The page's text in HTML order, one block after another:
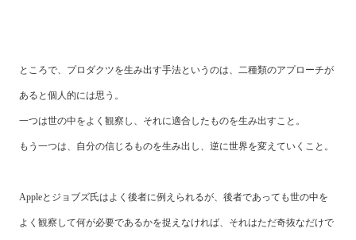
ところで、プロダクツを生み出す手法というのは、二種類のアプローチが
あると個人的には思う。
一つは世の中をよく観察し、それに適合したものを生み出すこと。
もう一つは、自分の信じるものを生み出し、逆に世界を変えていくこと。
Appleとジョブズ氏はよく後者に例えられるが、後者であっても世の中を
よく観察して何が必要であるかを捉えなければ、それはただ奇抜なだけで